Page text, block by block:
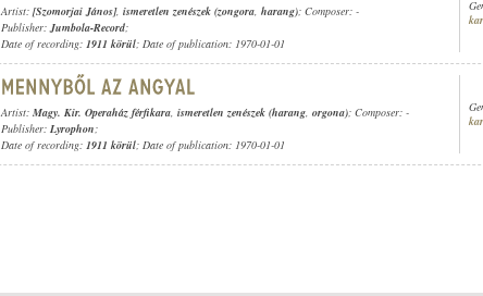
Artist: [Szomorjai János], ismeretlen zenészek (zongora, harang); Composer: -
Publisher:Jumbola-Record;
Date of recording: 1911 körül; Date of publication: 1970-01-01
Artist: Magy. Kir. Operaház férfikara, ismeretlen zenészek (harang, orgona); Composer: -
Publisher: Lyrophon;
Date of recording: 1911 körül; Date of publication: 1970-01-01